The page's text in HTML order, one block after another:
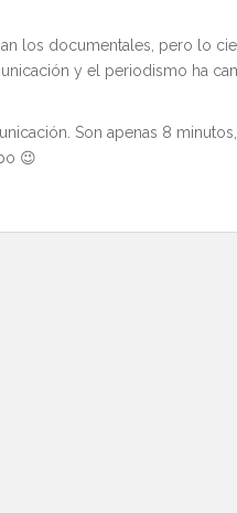
los documentales, pero lo
y el periodismo ha
Son apenas 8 minutos,
😉